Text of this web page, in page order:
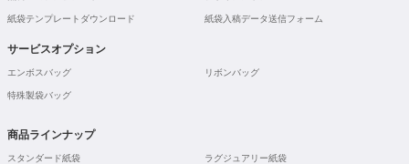
紙袋テンプレートダウンロード 紙袋入稿データ送信フォーム
サービスオプション
エンボスバッグ リボンバッグ
特殊製袋バッグ
商品ラインナップ
スタンダード紙袋 ラグジュアリー紙袋